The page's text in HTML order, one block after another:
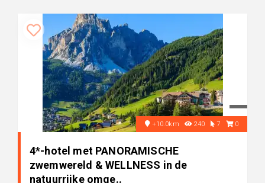
+10.0km 240 7 0
4*-hotel met PANORAMISCHE
zwemwereld & WELLNESS in de
natuurrijke omge..